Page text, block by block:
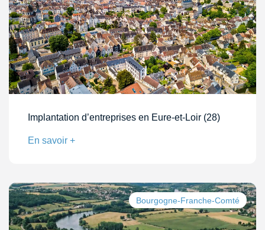
Implantation d’entreprises en Eure-et-Loir (28)
En savoir +
Bourgogne-Franche-Comté